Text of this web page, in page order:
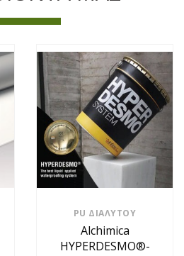
PU ΔΙΑΛΎΤΟΥ
Alchimica
HYPERDESMO®-